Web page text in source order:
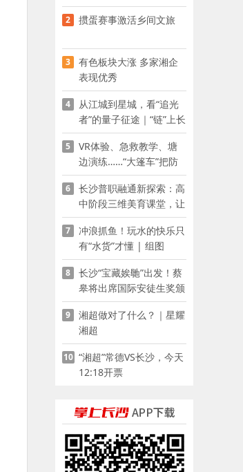
资助学
2 掼蛋赛事激活乡间文旅
3
有色板块大涨 多家湘企
表现优秀
4
从江城到星城，看“追光
者”的量子征途｜“链”上长
沙 “才”够硬核
5
VR体验、急救教学、塘
边演练……“大篷车”把防
溺水课堂搬到乡村青少年
家门口
6
长沙普职融通新探索：高
中阶段三维美育课堂，让
少年向美而生
7
冲浪抓鱼！玩水的快乐只
有“水货”才懂 | 组图
8
长沙“宝藏娭毑”出发！蔡
皋将出席国际安徒生奖颁
奖典礼并领奖
9
湘超做对了什么？｜星耀
湘超
10 “湘超”常德VS长沙，今天
12:18开票